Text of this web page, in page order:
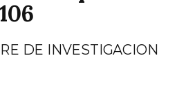
DE INVESTIGACION